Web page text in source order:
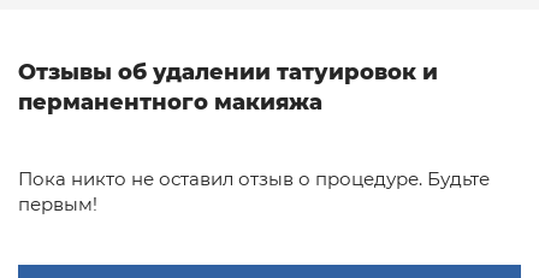
Отзывы об удалении татуировок и
перманентного макияжа
Пока никто не оставил отзыв о процедуре. Будьте
первым!